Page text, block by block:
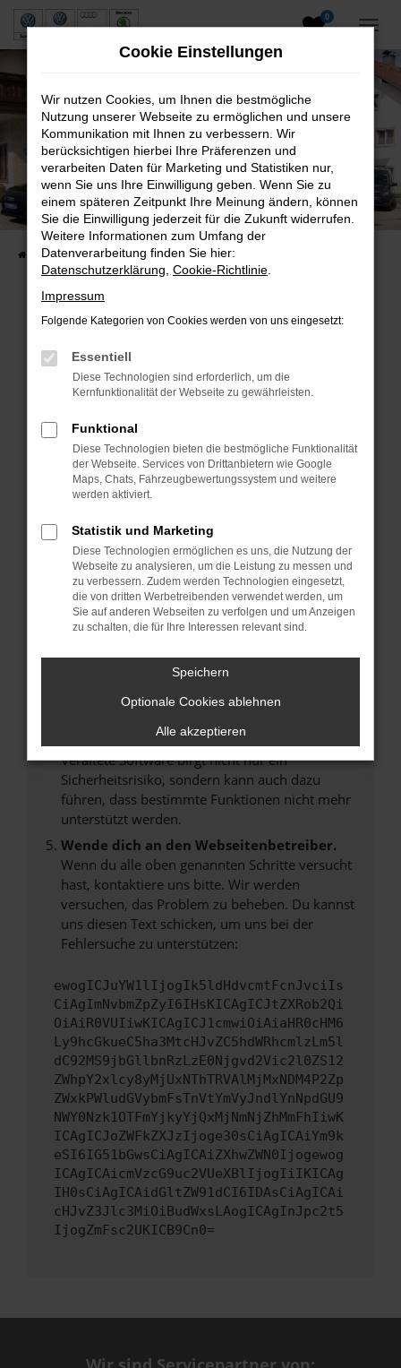
Zum
0
Neuwagen und Gebrauchtwagen
VW, VW Nutzfahrzeuge, Audi & Skoda
Startseite Fahrzeuge Fahrzeugsuche
Beim Laden ist ein Fehler aufgetreten.
Hier sind ein paar Tipps, die dir helfen können:
Überprüfe deine Firewall und deine
Internetverbindung.
Laden andere Webseiten, zum Beispiel deine
Suchmaschine?
Manche Erweiterungen, wie Werbeblocker,
können das Laden bestimmter Seiten
verhindern. Funktioniert die Seite in einem
anderen Browser oder in einem privaten
Fenster?
Starte dein Gerät neu.
Das kann manchmal helfen, vorübergehende
Probleme zu beheben.
Stelle sicher, dass dein Browser und dein
Veraltete Software birgt nicht nur ein
Sicherheitsrisiko, sondern kann auch dazu
führen, dass bestimmte Funktionen nicht mehr
unterstützt werden.
Wende dich an den Webseitenbetreiber.
Wenn du alle oben genannten Schritte versucht
hast, kontaktiere uns bitte. Wir werden
versuchen, das Problem zu beheben. Du kannst
uns diesen Text schicken, um uns bei der
Fehlersuche zu unterstützen:
ewogICJuYW1lIjogIk5ldHdvcmtFcnJvciIs
CiAgImNvbmZpZyI6IHsKICAgICJtZXRob2Qi
OiAiR0VUIiwKICAgICJ1cmwiOiAiaHR0cHM6
Ly9hcGkueC5ha3MtcHJvZC5hdWRhcmlzLm5l
dC92MS9jbGllbnRzLzE0Njgvd2Vic2l0ZS12
ZWhpY2xlcy8yMjUxNThTRVAlMjMxNDM4P2Zp
ZWxkPWludGVybmFsTnVtYmVyJndlYnNpdGU9
NWY0Nzk1OTFmYjkyYjQxMjNmNjZhMmFhIiwK
ICAgICJoZWFkZXJzIjoge30sCiAgICAiYm9k
eSI6IG51bGwsCiAgICAiZXhwZWN0Ijogewog
ICAgICAicmVzcG9uc2VUeXBlIjogIiIKICAg
IH0sCiAgICAidGltZW91dCI6IDAsCiAgICAi
cHJvZ3Jlc3MiOiBudWxsLAogICAgInJpc2t5
IjogZmFsc2UKICB9Cn0=
Cookie Einstellungen
Wir nutzen Cookies, um Ihnen die bestmögliche
Nutzung unserer Webseite zu ermöglichen und unsere
Kommunikation mit Ihnen zu verbessern. Wir
berücksichtigen hierbei Ihre Präferenzen und
verarbeiten Daten für Marketing und Statistiken nur,
wenn Sie uns Ihre Einwilligung geben. Wenn Sie zu
einem späteren Zeitpunkt Ihre Meinung ändern, können
Sie die Einwilligung jederzeit für die Zukunft widerrufen.
Weitere Informationen zum Umfang der
Datenverarbeitung finden Sie hier:
Datenschutzerklärung Cookie-Richtlinie
Impressum
Folgende Kategorien von Cookies werden von uns eingesetzt:
Essentiell
Diese Technologien sind erforderlich, um die
Kernfunktionalität der Webseite zu gewährleisten.
Funktional
Diese Technologien bieten die bestmögliche Funktionalität
der Webseite. Services von Drittanbietern wie Google
Maps, Chats, Fahrzeugbewertungssystem und weitere
werden aktiviert.
Statistik und Marketing
Diese Technologien ermöglichen es uns, die Nutzung der
Webseite zu analysieren, um die Leistung zu messen und
zu verbessern. Zudem werden Technologien eingesetzt,
die von dritten Werbetreibenden verwendet werden, um
Sie auf anderen Webseiten zu verfolgen und um Anzeigen
zu schalten, die für Ihre Interessen relevant sind.
Speichern
Optionale Cookies ablehnen
Alle akzeptieren